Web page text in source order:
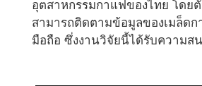
อุตสาหกรรมกาแฟของไทย โดย
สามารถติดตามข้อมูลของเมล็ด
มือถือ ซึ่งงานวิจัยนี้ได้รับความส